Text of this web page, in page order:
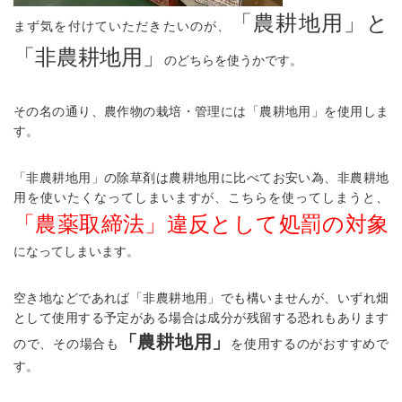
まず気を付けていただきたいのが、
「農耕地用」と
「非農耕地用」
のどちらを使うかです。
その名の通り、農作物の栽培・管理には「農耕地用」を使用しま
す。
「非農耕地用」の除草剤は農耕地用に比べてお安い為、非農耕地
用を使いたくなってしまいますが、こちらを使ってしまうと、
「農薬取締法」違反として処罰の対象
になってしまいます。
空き地などであれば「非農耕地用」でも構いませんが、いずれ畑
として使用する予定がある場合は成分が残留する恐れもあります
ので、その場合も
「農耕地用」
を使用するのがおすすめで
す。